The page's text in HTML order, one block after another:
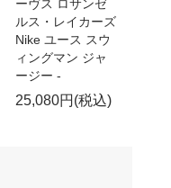
ーヴス ロサンゼ
ルス・レイカーズ
Nike ユース スウ
ィングマン ジャ
ージー -
25,080円(税込)